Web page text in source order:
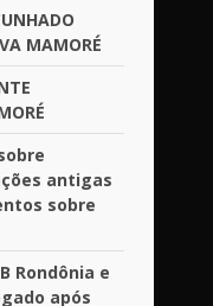
MAMORÉ
antigas
sobre
Rondônia e
após